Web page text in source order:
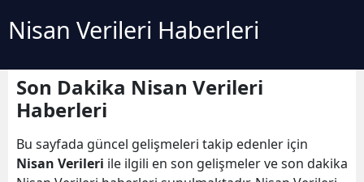
Nisan Verileri Haberleri
Son Dakika Nisan Verileri
Haberleri
Bu sayfada güncel gelişmeleri takip edenler için
Nisan Verileri ile ilgili en son gelişmeler ve son dakika